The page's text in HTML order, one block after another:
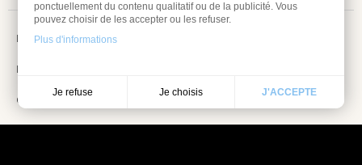
ponctuellement du contenu qualitatif ou de la publicité. Vous
pouvez choisir de les accepter ou les refuser.
Plus d'informations
Je refuse Je choisis J'ACCEPTE
Mentions légales
Information sur les cookies
Conditions Générales de vente